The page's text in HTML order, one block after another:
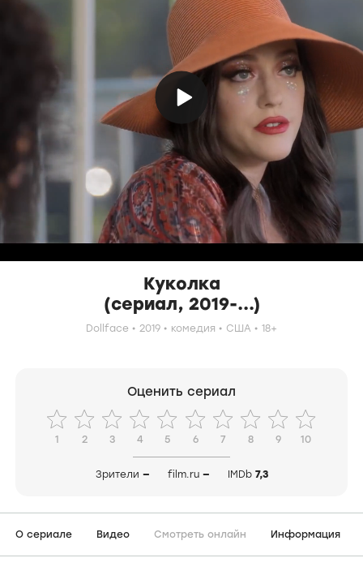
Куколка
(сериал, 2019-...)
Dollface 2019 комедия США 18+
Оценить сериал
1 2 3 4 5 6 7 8 9 10
Зрители — film.ru — IMDb 7,3
О сериале Видео Смотреть онлайн Информация